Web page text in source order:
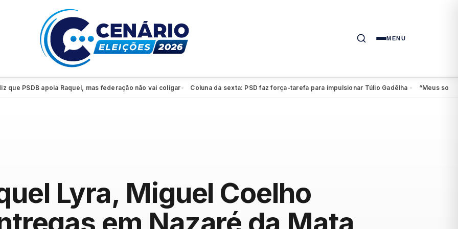
MENU
apoia Raquel, mas federação não vai coligar● Coluna da sexta: PSD faz força-tarefa para impulsionar Túlio Gadêlha● “Meus sonhos
Lyra, Miguel Coelho